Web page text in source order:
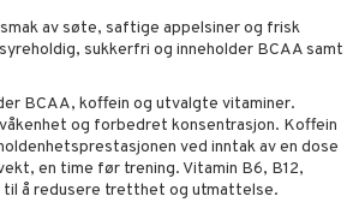
smak av søte, saftige appelsiner og frisk
sukkerfri og inneholder BCAA samt
BCAA, koffein og utvalgte vitaminer.
og forbedret konsentrasjon. Koffein
ved inntak av en dose
en time før trening. Vitamin B6, B12,
til å redusere tretthet og utmattelse.